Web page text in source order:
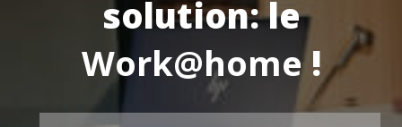
solution: le
Work@home!